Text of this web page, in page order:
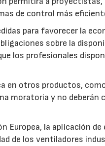
de control más
para favorecer la
sobre la
los profesionales
en otros productos,
moratoria y no
Europea, la aplicación
de los ventiladores